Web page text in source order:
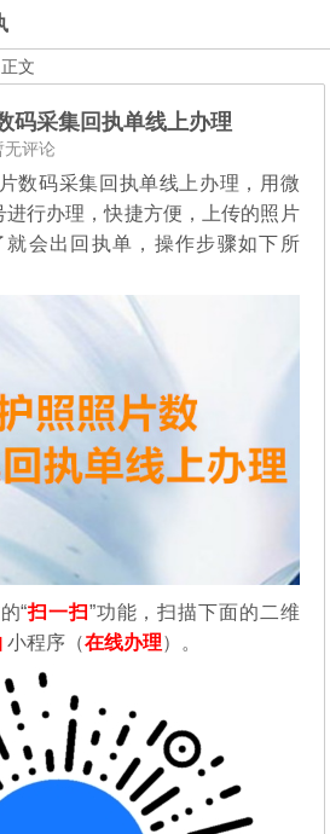
文
码采集回执单线上办理
无评论
数码采集回执单线上办理，用微
进行办理，快捷方便，上传的照片
会出回执单，操作步骤如下所
“扫一扫”功能，扫描下面的二维
小程序（在线办理）。